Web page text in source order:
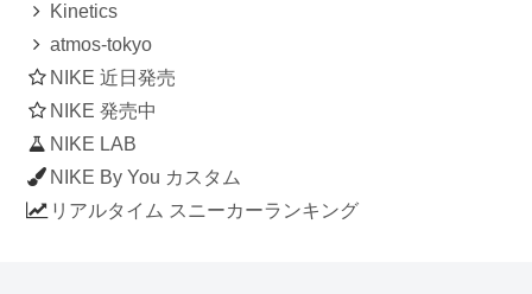
Kinetics
atmos-tokyo
NIKE 近日発売
NIKE 発売中
NIKE LAB
NIKE By You カスタム
リアルタイム スニーカーランキング